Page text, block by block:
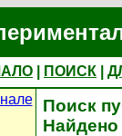
ПОИСК
Поиск
Найдено